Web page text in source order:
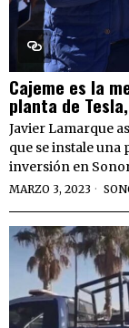
Cajeme es la
planta de
Javier Lamarque
que se instale una
inversión en
MARZO 3, 2023